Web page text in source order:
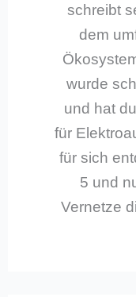
schreibt
dem
wurde
und hat
für
für sich
5 und
Vernetze